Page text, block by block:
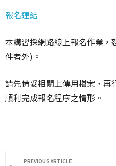
報名連結
本講習採網路線上報名作業
件者外)。
請先備妥相關上傳用檔案，再
順利完成報名程序之情形。
PREVIOUS ARTICLE